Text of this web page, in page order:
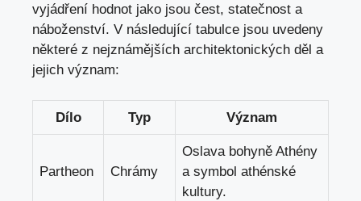
vyjádření hodnot‍ jako jsou čest, statečnost a
náboženství. V ​následující​ tabulce ⁣jsou⁢ uvedeny
některé z nejznámějších architektonických děl a
jejich význam:
Dílo Typ Význam
Partheon Chrámy
Oslava bohyně Athény⁤
a symbol athénské
kultury.